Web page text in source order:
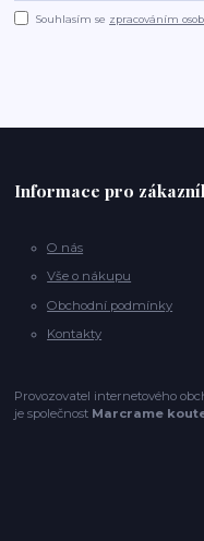
Souhlasím se zpracováním
Informace pro
O nás
Vše o nákupu
Obchodní podmínky
Kontakty
Provozovatel internetového
je společnost Marcrame